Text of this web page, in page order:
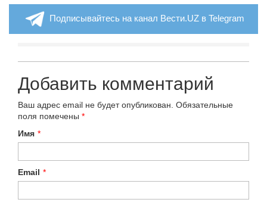
Подписывайтесь на канал Вести.UZ в Telegram
Добавить комментарий
Ваш адрес email не будет опубликован. Обязательные
поля помечены *
Имя *
Email *